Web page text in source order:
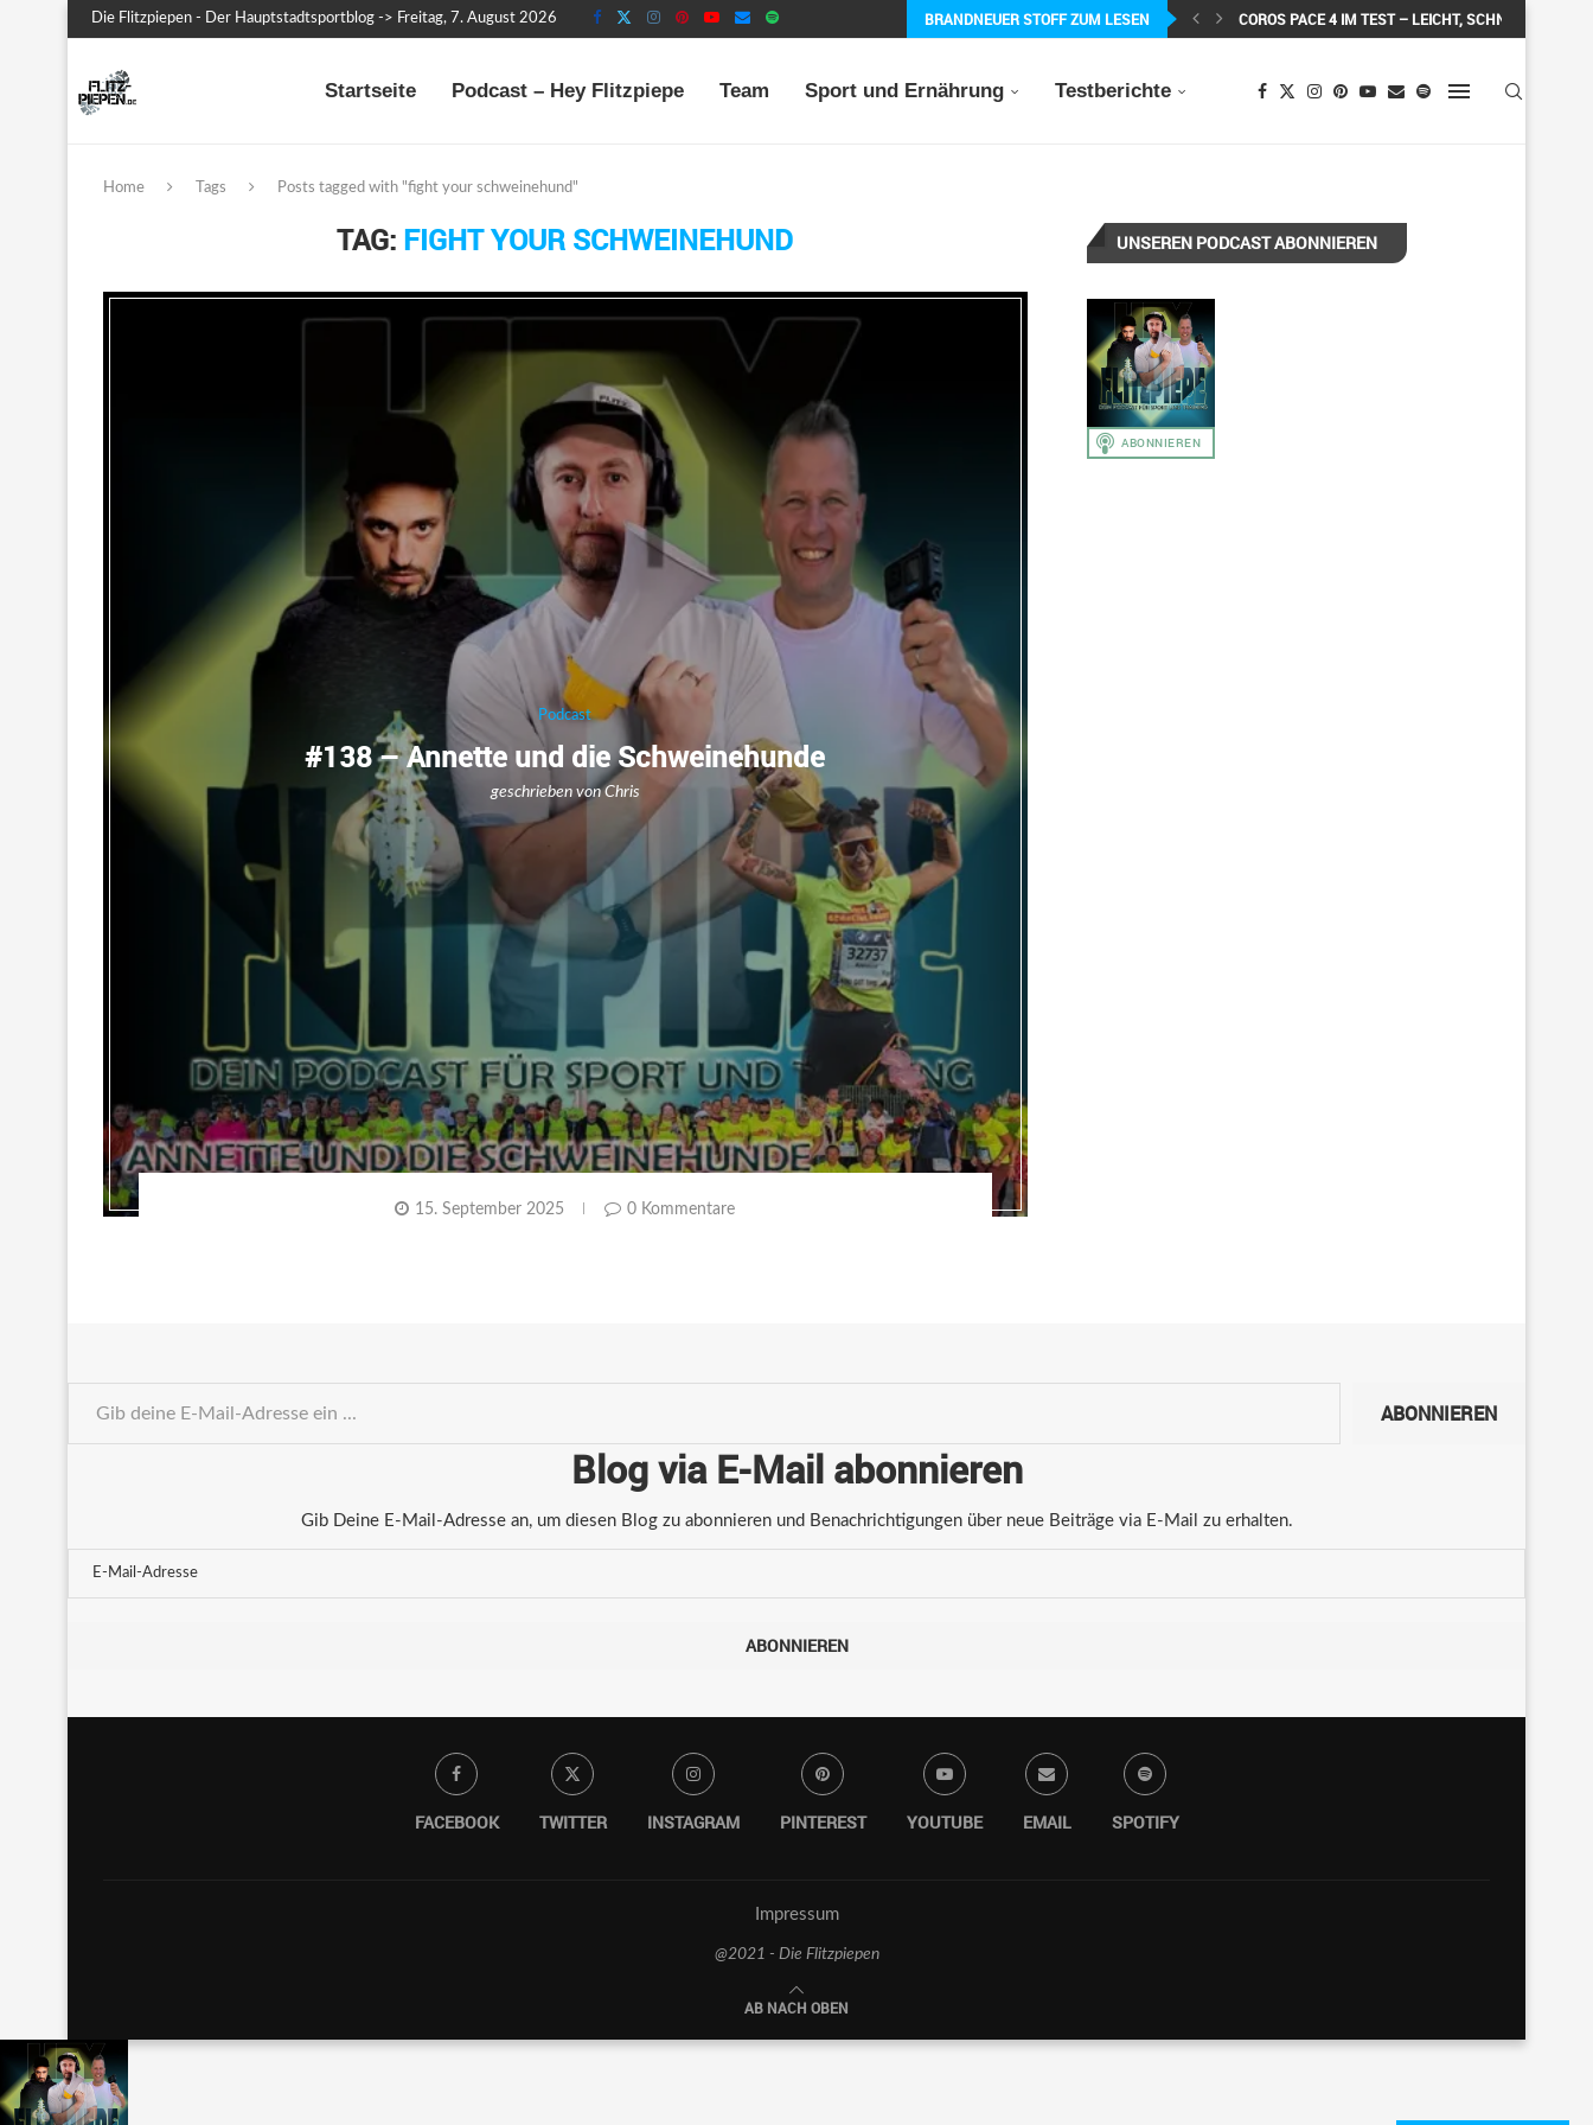
Die Flitzpiepen - Der Hauptstadtsportblog -> Freitag, 7. August 2026 BRANDNEUER STOFF ZUM LESEN COROS PACE 4 IM TEST – LEICHT, SCHNELL...
Startseite Podcast – Hey Flitzpiepe Team Sport und Ernährung Testberichte
Home Tags Posts tagged with "fight your schweinehund"
TAG: FIGHT YOUR SCHWEINEHUND
Podcast
#138 – Annette und die Schweinehunde
geschrieben vonChris
15. September 2025 0 Kommentare
UNSEREN PODCAST ABONNIEREN
ABONNIEREN
Blog via E-Mail abonnieren
Gib Deine E-Mail-Adresse an, um diesen Blog zu abonnieren und Benachrichtigungen über neue Beiträge via E-Mail zu erhalten.
ABONNIEREN
FACEBOOK TWITTER INSTAGRAM PINTEREST YOUTUBE EMAIL SPOTIFY
Impressum
@2021 - Die Flitzpiepen
AB NACH OBEN